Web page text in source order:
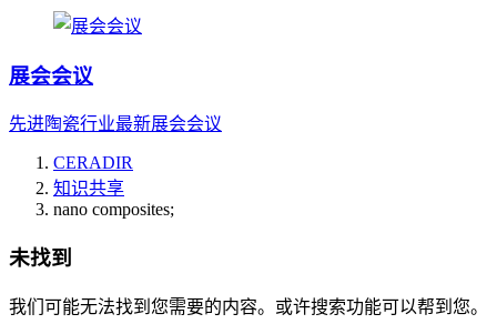
展会会议
先进陶瓷行业最新展会会议
CERADIR
知识共享
nano composites;
未找到
我们可能无法找到您需要的内容。或许搜索功能可以帮到您。